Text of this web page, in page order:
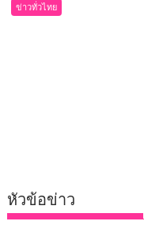
ข่าวทั่วไทย
หัวข้อข่าว